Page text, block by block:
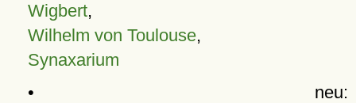
Wigbert,
Wilhelm von Toulouse,
Synaxarium
• neu: